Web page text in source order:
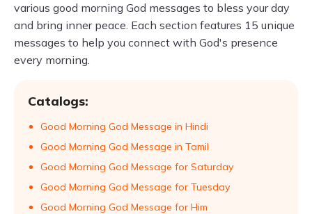
various good morning God messages to bless your day
and bring inner peace. Each section features 15 unique
messages to help you connect with God's presence
every morning.
Catalogs:
Good Morning God Message in Hindi
Good Morning God Message in Tamil
Good Morning God Message for Saturday
Good Morning God Message for Tuesday
Good Morning God Message for Him